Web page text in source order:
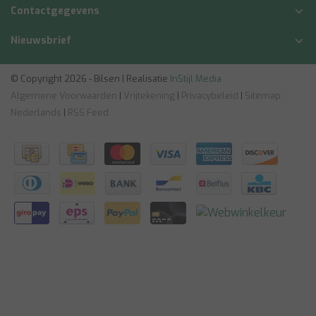
Contactgegevens
Nieuwsbrief
© Copyright 2026 - Bilsen | Realisatie InStijl Media
Algemene Voorwaarden | Vrijtekening | Privacybeleid | Sitemap:
Nederlands | RSS Feed